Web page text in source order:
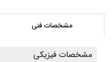
مشخصات فنی
مشخصات فیزیکی